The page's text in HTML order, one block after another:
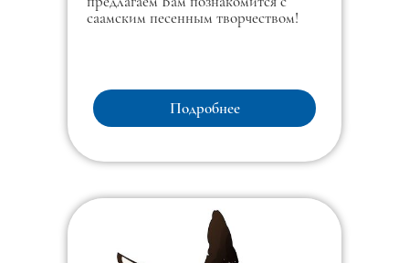
саамским песенным творчеством!
Подробнее